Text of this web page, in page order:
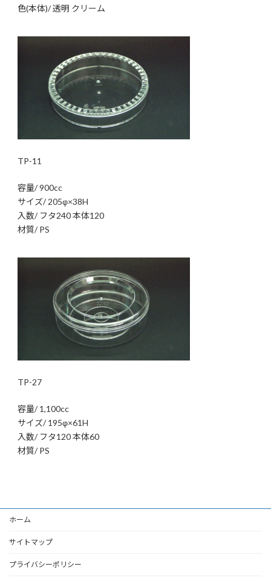
色(本体)/ 透明 クリーム
TP-11
容量/ 900cc
サイズ/ 205φ×38H
入数/ フタ240 本体120
材質/ PS
TP-27
容量/ 1,100cc
サイズ/ 195φ×61H
入数/ フタ120 本体60
材質/ PS
ホーム
サイトマップ
プライバシーポリシー